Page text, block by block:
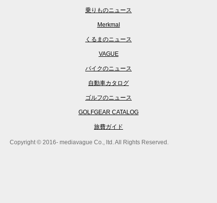
乗りものニュース
Merkmal
くるまのニュース
VAGUE
バイクのニュース
自動車カタログ
ゴルフのニュース
GOLFGEAR CATALOG
旅費ガイド
Copyright © 2016- mediavague Co., ltd. All Rights Reserved.